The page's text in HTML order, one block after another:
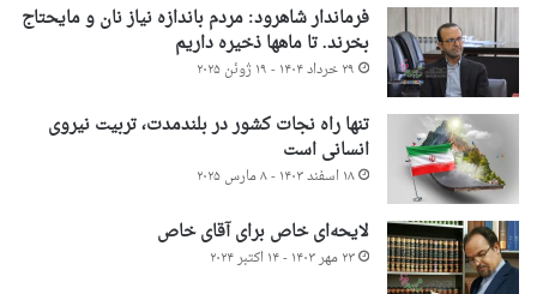
فرماندار شاهرود: مردم باندازه نیاز نان و مایحتاج
بخرند. تا ماهها ذخیره داریم
۲۹ خرداد ۱۴۰۴ - ۱۹ ژوئن ۲۰۲۵
تنها راه نجات کشور در بلندمدت، تربیت نیروی
انسانی است
۱۸ اسفند ۱۴۰۳ - ۸ مارس ۲۰۲۵
لایحه‌ای خاص برای آقای خاص
۲۳ مهر ۱۴۰۳ - ۱۴ اکتبر ۲۰۲۴